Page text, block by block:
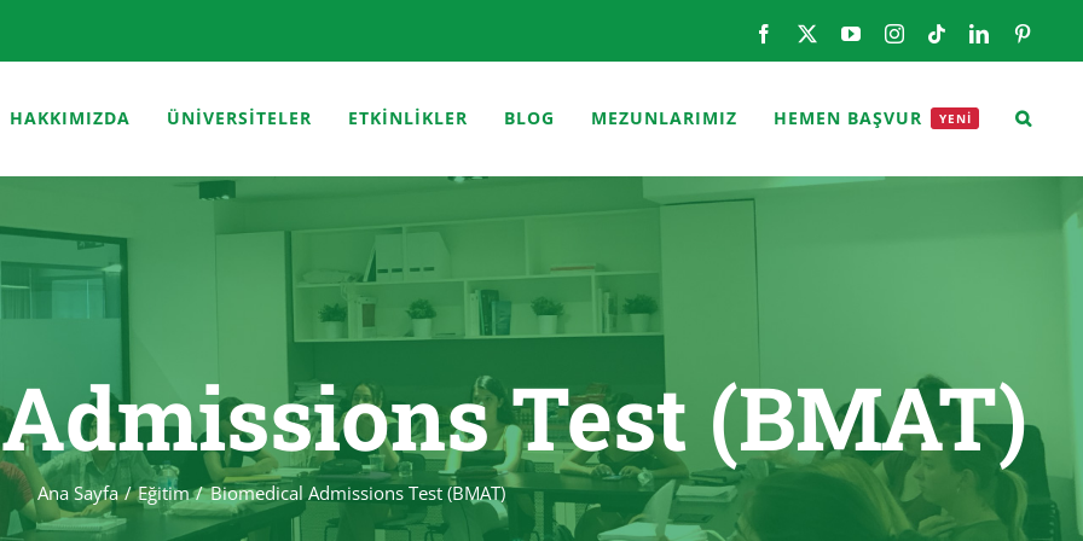
Facebook YouTubeInstagram
TiktokLinkedIn
HAKKIMIZDA ÜNİVERSİTELER ETKİNLİKLER BLOG MEZUNLARIMIZ HEMEN BAŞVUR YENİ
Test (BMAT)
Ana Sayfa Eğitim Biomedical Admissions Test (BMAT)